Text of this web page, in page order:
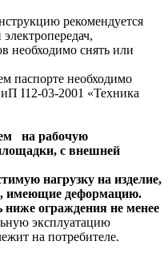
рекомендуется
необходимо снять или
паспорте необходимо
I12-03-2001 «Техника
на рабочую
с внешней
нагрузку на изделие,
имеющие деформацию.
ниже ограждения не менее
эксплуатацию
на потребителе.